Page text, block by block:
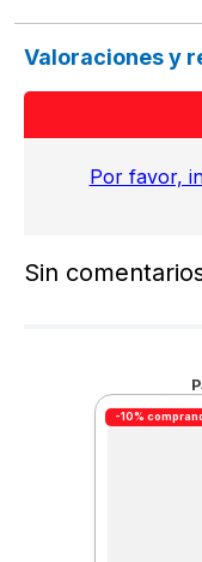
Valoraciones y
Por favor,
Sin
-10%